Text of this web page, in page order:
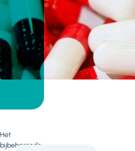
Het
bijbehorende